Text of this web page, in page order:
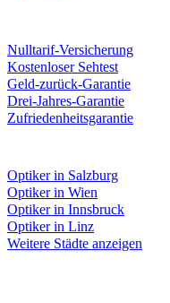
Nulltarif-Versicherung
Kostenloser Sehtest
Geld-zurück-Garantie
Drei-Jahres-Garantie
Zufriedenheitsgarantie
Optiker in Salzburg
Optiker in Wien
Optiker in Innsbruck
Optiker in Linz
Weitere Städte anzeigen